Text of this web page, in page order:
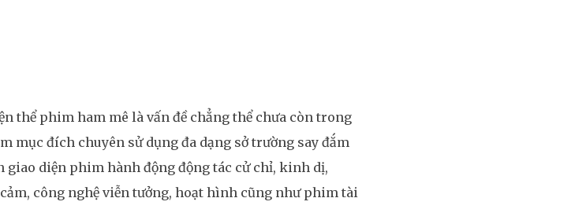
thể phim ham mê là vấn đề chẳng thể chưa còn trong
mục đích chuyên sử dụng đa dạng sở trường say đắm
giao diện phim hành động động tác cử chỉ, kinh dị,
công nghệ viễn tưởng, hoạt hình cũng như phim tài